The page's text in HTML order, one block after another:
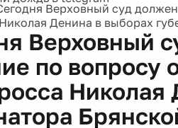
Верховный суд
Денина в выборах
Верховный
по вопросу
Николая